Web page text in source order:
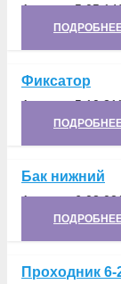
Артикул:
Фиксатор
Артикул:
Бак нижний
Артикул:
Проходник 6-